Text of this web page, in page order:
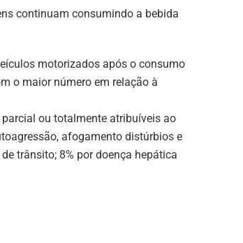
continuam consumindo a bebida
motorizados após o consumo
o maior número em relação à
ou totalmente atribuíveis ao
afogamento distúrbios e
trânsito; 8% por doença hepática